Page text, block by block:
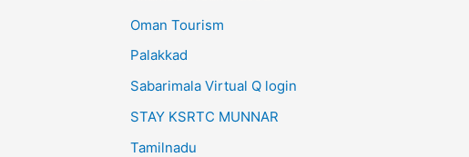
Oman Tourism
Palakkad
Sabarimala Virtual Q login
STAY KSRTC MUNNAR
Tamilnadu